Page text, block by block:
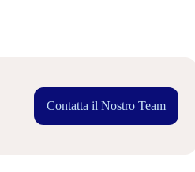
Contatta il Nostro Team